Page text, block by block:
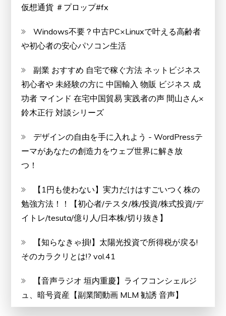
仮想通貨 ＃プロップ#fx
Windows不要？中古PC×Linuxで叶える高齢者
や初心者の安心パソコン生活
副業 おすすめ 自宅で稼ぐ方法 ネットビジネス
初心者や 未経験の方に 中国輸入 物販 ビジネス 成
功者 マインド 在宅中国貿易 実践者の声 間山さん×
鈴木正行 対談シリーズ
デザインの自由を手に入れよう - WordPressテ
ーマがあなたの創造力をウェブ世界に解き放
つ！
【1円も使わない】実力だけはすごいつく株の
勉強方法！！【初心者/テスタ/株/投資/株式投資/デ
イトレ/tesuta/億り人/日本株/切り抜き】
【知らなきゃ損!】太陽光投資で所得税が戻る!
そのカラクリとは!? vol.41
【音声ラジオ 垣内重慶】ライフコンシェルジ
ュ、暗号資産【副業闇動画 MLM 勧誘 音声】